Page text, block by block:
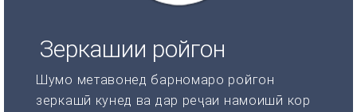
Зеркашии ройгон
Шумо метавонед барномаро ройгон
зеркашӣ кунед ва дар реҷаи намоишӣ кор